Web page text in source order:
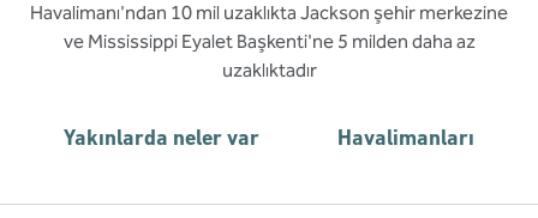
Havalimanı'ndan 10 mil uzaklıkta Jackson şehir merkezine
ve Mississippi Eyalet Başkenti'ne 5 milden daha az
uzaklıktadır
Yakınlarda neler var Havalimanları